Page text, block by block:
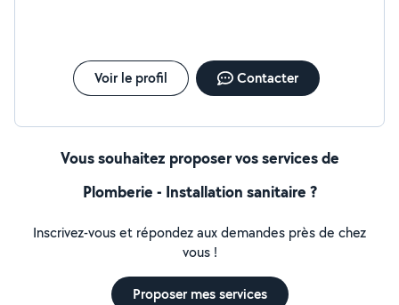
Voir le profil Contacter
Vous souhaitez proposer vos services de
Plomberie - Installation sanitaire ?
Inscrivez-vous et répondez aux demandes près de chez
vous !
Proposer mes services